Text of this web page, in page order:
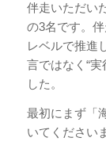
伴走いただい
の3名です。
レベルで推進
言ではなく“
した。
最初にまず「
いてください